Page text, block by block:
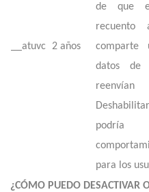
__atuvc 2 años
de que
recuento
comparte
datos
para los
¿CÓMO PUEDO DESACTIVAR